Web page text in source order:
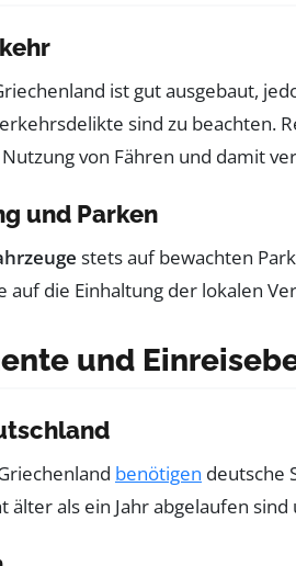
ist gut ausgebaut,
sind zu beachten.
von Fähren und damit
und Parken
stets auf bewachten
auf die Einhaltung der lokalen
und
benötigen deutsche
älter als ein Jahr abgelaufen